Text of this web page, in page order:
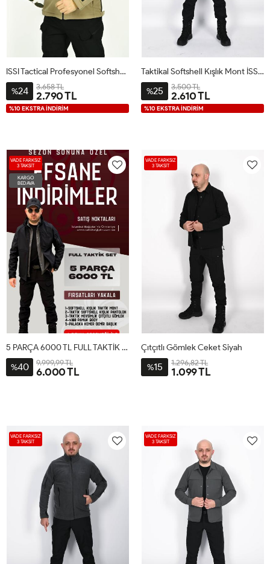
ISSI Tactical Profesyonel Softshell Kışlık Mont Çöl
%24 3.658 TL
2.790 TL
%10 EKSTRA İNDİRİM
Taktikal Softshell Kışlık Mont İSSİ Antrasit
%25 3.500 TL
2.610 TL
%10 EKSTRA İNDİRİM
VADE FARKSIZ
3 TAKSİT
KARGO
BEDAVA
5 PARÇA 6000 TL FULL TAKTİK SET
%40 9.999,99 TL
6.000 TL
VADE FARKSIZ
3 TAKSİT
Çıtçıtlı Gömlek Ceket Siyah
%15 1.296,82 TL
1.099 TL
VADE FARKSIZ
3 TAKSİT
VADE FARKSIZ
3 TAKSİT